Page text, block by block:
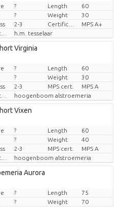
pièce
? Length
60
? Weight
30
2-3
MPS A+
Producteur
h.m. tesselaar
Virginia
pièce
? Length
60
? Weight
30
2-3 MPS cert.
MPS A
Producteur
hoogenboom alstroemeria
Vixen
pièce
? Length
60
? Weight
40
2-3 MPS cert.
MPS A
Producteur
hoogenboom alstroemeria
Aurora
pièce
? Length
75
? Weight
70